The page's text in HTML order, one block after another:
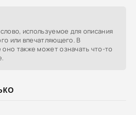
используемое для описания
или впечатляющего. В
также может означать что-то